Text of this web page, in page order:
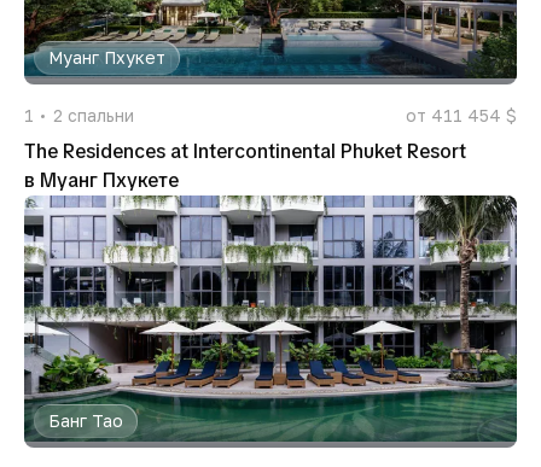
Муанг Пхукет
1 2 спальни от 411 454 $
The Residences at Intercontinental Phuket Resort
в Муанг Пхукете
Банг Тао